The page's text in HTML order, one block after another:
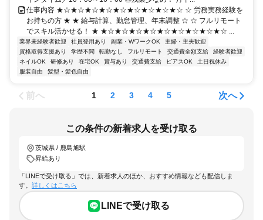
仕事内容 ★☆★☆★☆★☆★☆★☆★☆★☆★☆ ☆ 労務実務経験を
お持ちの方 ★ ★ 給与計算、勤怠管理、年末調整 ☆ ☆ フルリモート
でスキル活かせる！ ★ ★☆★☆★☆★☆★☆★☆★☆★☆★☆ ...
業界未経験者歓迎 社員登用あり 副業・WワークOK
主婦・主夫歓迎
資格取得支援あり
学歴不問 転勤なし フルリモート 交通費全額支給
経験者歓迎
ネイルOK
研修あり 在宅OK 賞与あり 交通費支給 ピアスOK
土日祝休み
服装自由
髪型・髪色自由
前へ 1 2 3 4 5 次へ
この条件の新着求人を受け取る
茨城県 / 鹿島旭駅
昇給あり
「LINEで受け取る」では、新着求人のほか、おすすめ情報なども配信しま
す。 詳しくはこちら
LINEで受け取る